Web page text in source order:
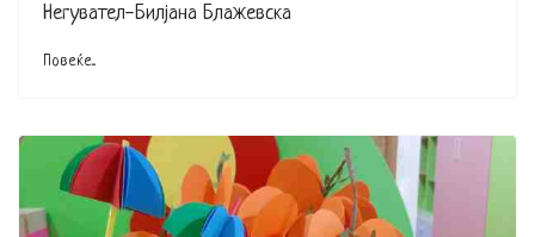
Негувател-Билјана Блажевска
Повеќе...